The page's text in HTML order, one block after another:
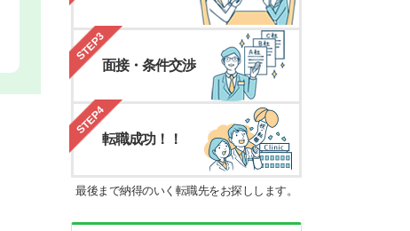
STEP3
面接・条件交渉
STEP4
転職成功！！
最後まで納得のいく転職先をお探しします。